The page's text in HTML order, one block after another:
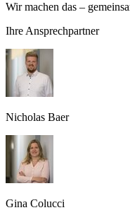
Wir machen das –
Ihre Ansprechpartner
Nicholas Baer
Gina Colucci